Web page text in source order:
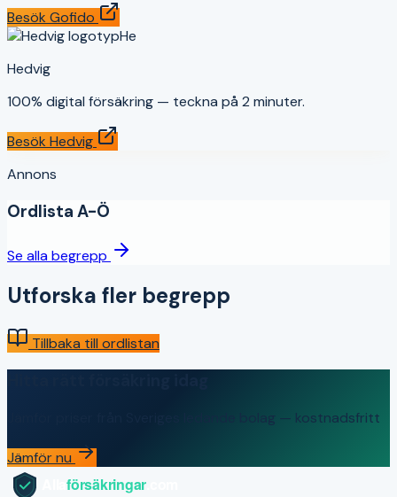
Besök Gofido
He
Hedvig
100% digital försäkring — teckna på 2 minuter.
Besök Hedvig
Annons
Ordlista A-Ö
Se alla begrepp
Utforska fler begrepp
Tillbaka till ordlistan
Jämför priser från Sveriges ledande bolag — kostnadsfritt
Jämför nu